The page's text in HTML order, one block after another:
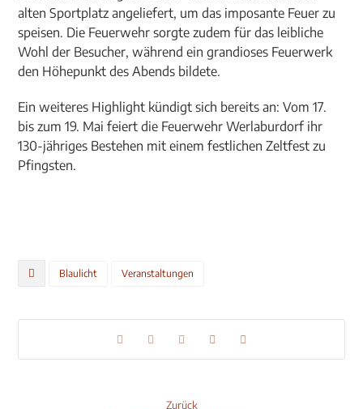
alten Sportplatz angeliefert, um das imposante Feuer zu
speisen. Die Feuerwehr sorgte zudem für das leibliche
Wohl der Besucher, während ein grandioses Feuerwerk
den Höhepunkt des Abends bildete.
Ein weiteres Highlight kündigt sich bereits an: Vom 17.
bis zum 19. Mai feiert die Feuerwehr Werlaburdorf ihr
130-jähriges Bestehen mit einem festlichen Zeltfest zu
Pfingsten.
Blaulicht Veranstaltungen
Zurück